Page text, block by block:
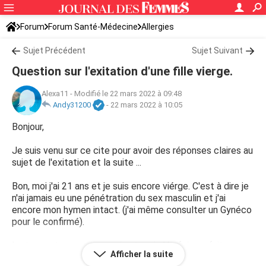
Forum Forum Santé-Médecine Allergies
Sujet Précédent Sujet Suivant
Question sur l'exitation d'une fille vierge.
Alexa11 - Modifié le 22 mars 2022 à 09:48
Andy31200
- 22 mars 2022 à 10:05
Bonjour,
Je suis venu sur ce cite pour avoir des réponses claires au
sujet de l'exitation et la suite ...
Bon, moi j'ai 21 ans et je suis encore viérge. C'est à dire je
n'ai jamais eu une pénétration du sex masculin et j'ai
encore mon hymen intact. (j'ai même consulter un Gynéco
pour le confirmé).
Le truc est que mon copain et moi, dés fois on fait
quelques actions sur le préliminaire (caresse et les mains
Afficher la suite